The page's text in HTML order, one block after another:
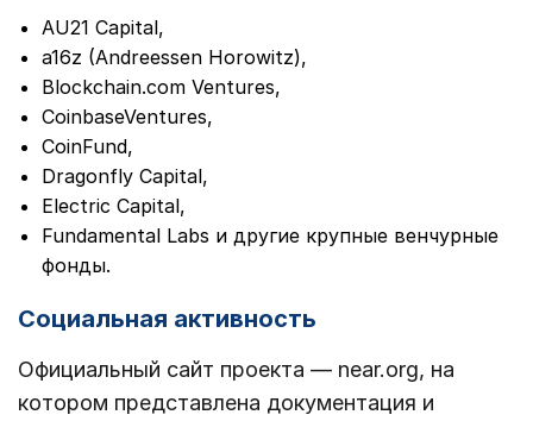
AU21 Capital,
a16z (Andreessen Horowitz),
Blockchain.com Ventures,
CoinbaseVentures,
CoinFund,
Dragonfly Capital,
Electric Capital,
Fundamental Labs и другие крупные венчурные
фонды.
Социальная активность
Официальный сайт проекта — near.org, на
котором представлена документация и